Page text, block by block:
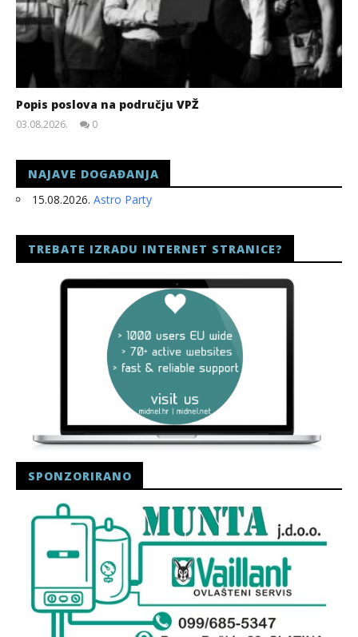
Popis poslova na području VPŽ
03.08.2026.
0
NAJAVE DOGAĐANJA
15.08.2026. Astro Party
TREBATE IZRADU INTERNET STRANICE?
SPONZORIRANO